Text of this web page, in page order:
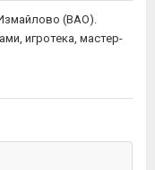
(ВАО).
игротека, мастер-